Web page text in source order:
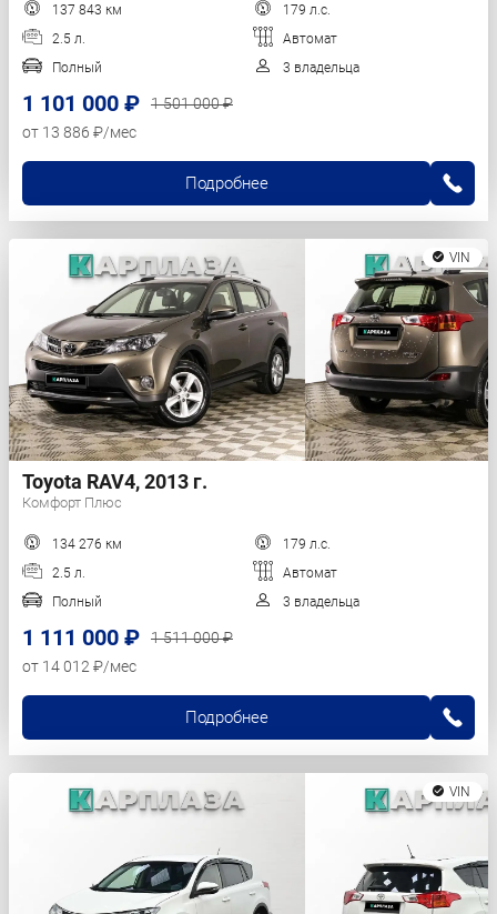
137 843 км
179 л.с.
2.5 л.
Автомат
Полный
3 владельца
1 101 000 ₽
1 501 000 ₽
от 13 886 ₽/мес
Подробнее
VIN
Toyota RAV4, 2013 г.
Комфорт Плюс
134 276 км
179 л.с.
2.5 л.
Автомат
Полный
3 владельца
1 111 000 ₽
1 511 000 ₽
от 14 012 ₽/мес
Подробнее
VIN